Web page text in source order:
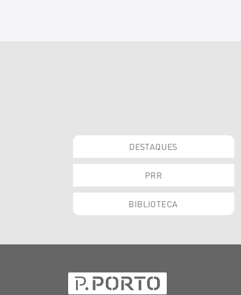
DESTAQUES
PRR
BIBLIOTECA